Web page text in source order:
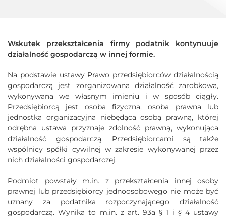
Wskutek przekształcenia firmy podatnik kontynuuje
działalność gospodarczą w innej formie.
Na podstawie ustawy Prawo przedsiębiorców działalnością
gospodarczą jest zorganizowana działalność zarobkowa,
wykonywana we własnym imieniu i w sposób ciągły.
Przedsiębiorcą jest osoba fizyczna, osoba prawna lub
jednostka organizacyjna niebędąca osobą prawną, której
odrębna ustawa przyznaje zdolność prawną, wykonująca
działalność gospodarczą. Przedsiębiorcami są także
wspólnicy spółki cywilnej w zakresie wykonywanej przez
nich działalności gospodarczej.
Podmiot powstały m.in. z przekształcenia innej osoby
prawnej lub przedsiębiorcy jednoosobowego nie może być
uznany za podatnika rozpoczynającego działalność
gospodarczą. Wynika to m.in. z art. 93a § 1 i § 4 ustawy